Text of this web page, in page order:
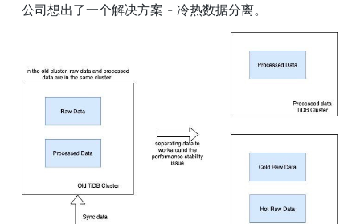
公司想出了一个解决方案 - 冷热数据分离。